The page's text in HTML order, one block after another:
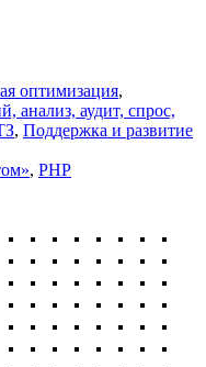
оптимизация,
анализ, аудит, спрос,
, Поддержка и развитие
, PHP